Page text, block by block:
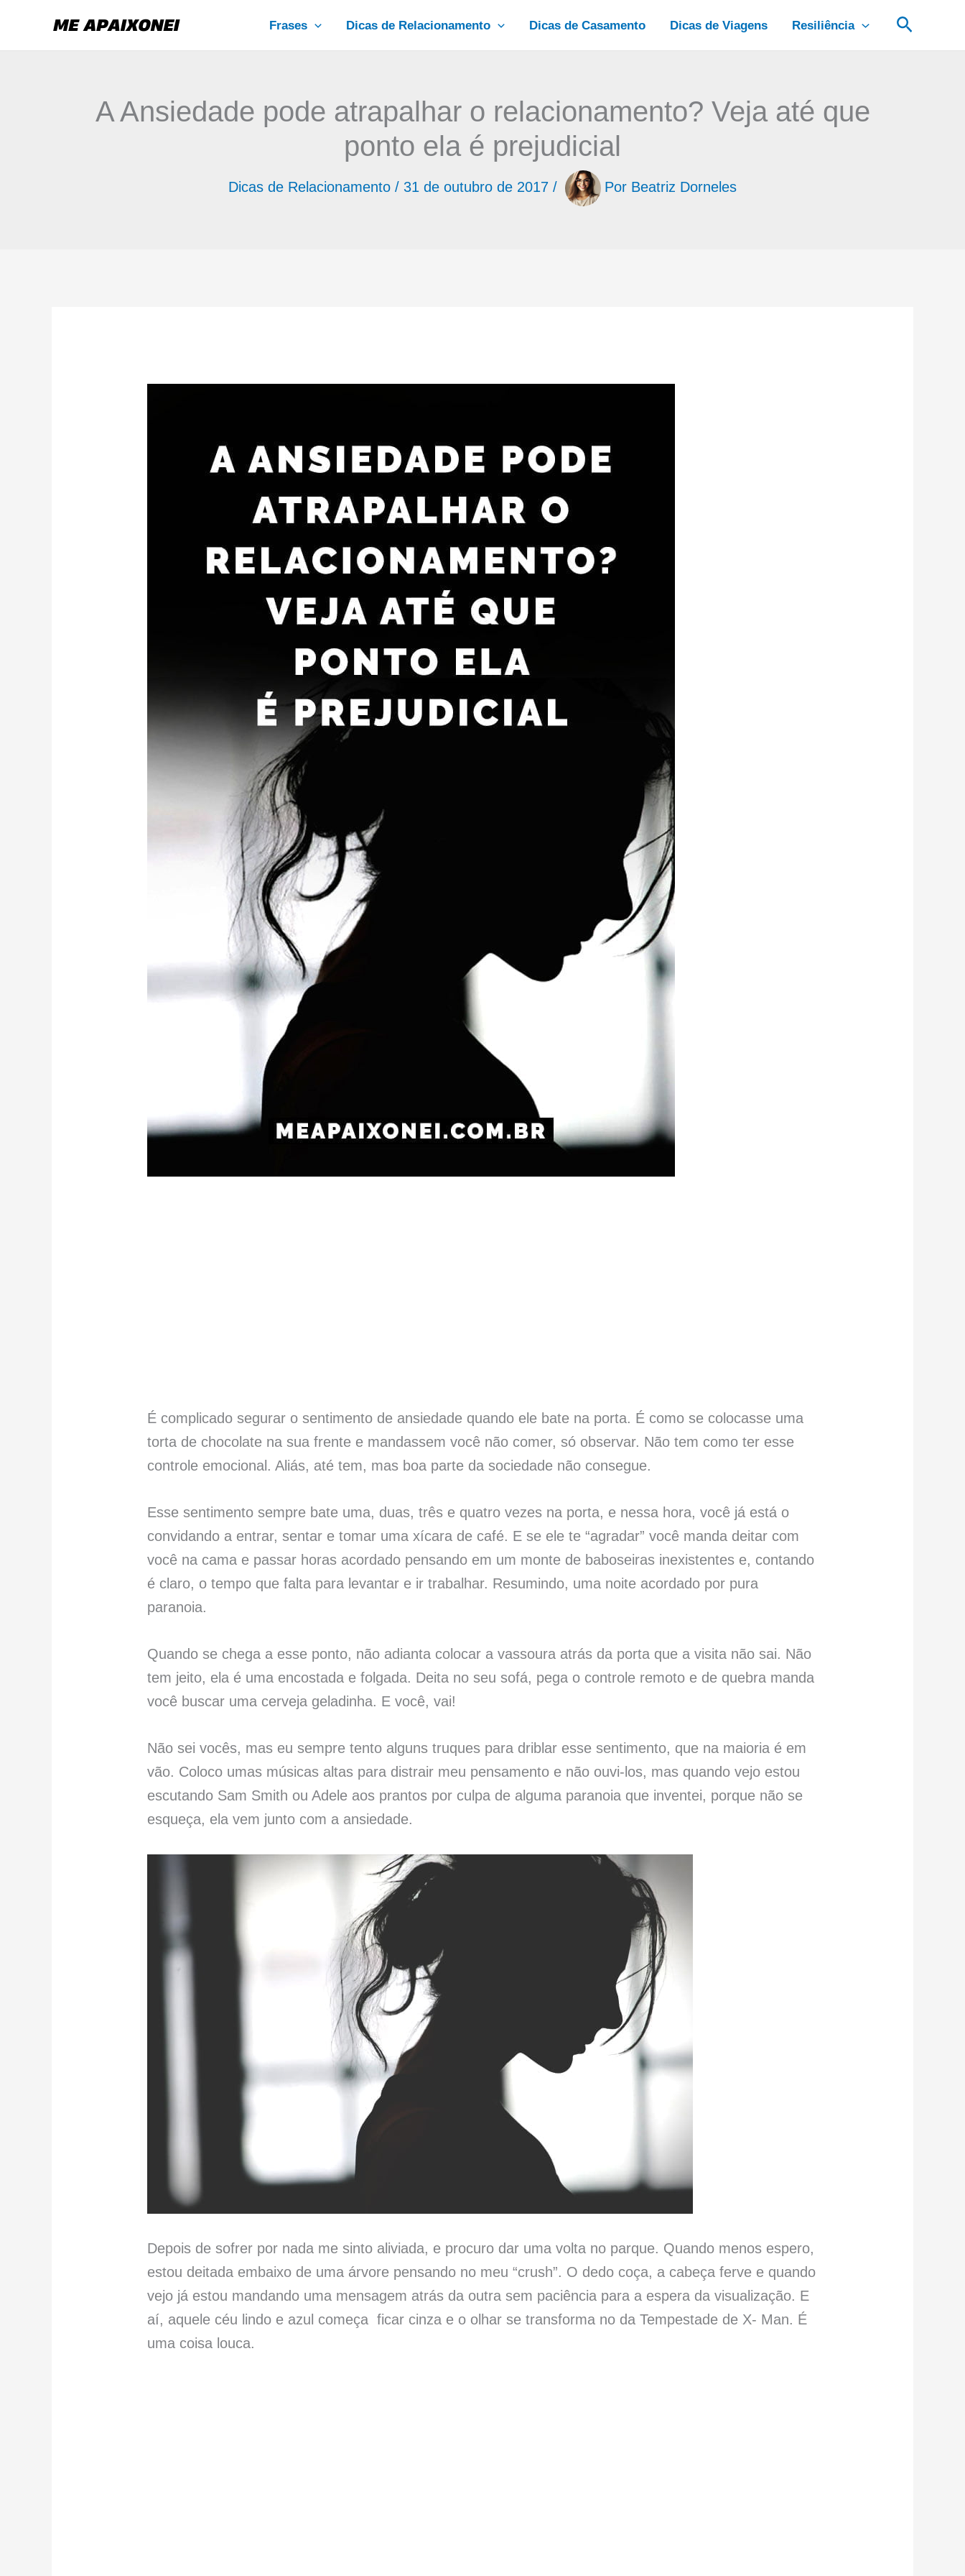
Frases Dicas de Relacionamento Dicas de Casamento Dicas de Viagens Resiliência
A Ansiedade pode atrapalhar o relacionamento? Veja até que
ponto ela é prejudicial
Dicas de Relacionamento / 31 de outubro de 2017 / Por Beatriz Dorneles
É complicado segurar o sentimento de ansiedade quando ele bate na porta. É como se colocasse uma
torta de chocolate na sua frente e mandassem você não comer, só observar. Não tem como ter esse
controle emocional. Aliás, até tem, mas boa parte da sociedade não consegue.
Esse sentimento sempre bate uma, duas, três e quatro vezes na porta, e nessa hora, você já está o
convidando a entrar, sentar e tomar uma xícara de café. E se ele te “agradar” você manda deitar com
você na cama e passar horas acordado pensando em um monte de baboseiras inexistentes e, contando
é claro, o tempo que falta para levantar e ir trabalhar. Resumindo, uma noite acordado por pura
paranoia.
Quando se chega a esse ponto, não adianta colocar a vassoura atrás da porta que a visita não sai. Não
tem jeito, ela é uma encostada e folgada. Deita no seu sofá, pega o controle remoto e de quebra manda
você buscar uma cerveja geladinha. E você, vai!
Não sei vocês, mas eu sempre tento alguns truques para driblar esse sentimento, que na maioria é em
vão. Coloco umas músicas altas para distrair meu pensamento e não ouvi-los, mas quando vejo estou
escutando Sam Smith ou Adele aos prantos por culpa de alguma paranoia que inventei, porque não se
esqueça, ela vem junto com a ansiedade.
Depois de sofrer por nada me sinto aliviada, e procuro dar uma volta no parque. Quando menos espero,
estou deitada embaixo de uma árvore pensando no meu “crush”. O dedo coça, a cabeça ferve e quando
vejo já estou mandando uma mensagem atrás da outra sem paciência para a espera da visualização. E
aí, aquele céu lindo e azul começa ficar cinza e o olhar se transforma no da Tempestade de X- Man. É
uma coisa louca.